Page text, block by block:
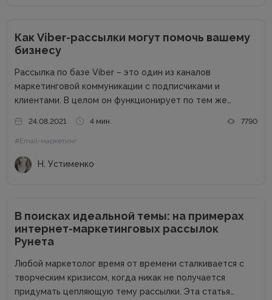
Как Viber-рассылки могут помочь вашему
бизнесу
Рассылка по базе Viber – это один из каналов
маркетинговой коммуникации с подписчиками и
клиентами. В целом он функционирует по тем же
получить согласие на рассылку, не стоит
переспамливать, нужно персонализировать общение...
24.08.2021 4 мин. 7790
#Email-маркетинг
Н. Устименко
В поисках идеальной темы: на примерах
интернет-маркетинговых рассылок
Рунета
Любой маркетолог время от времени сталкивается с
творческим кризисом, когда никак не получается
придумать цепляющую тему рассылки. Эта статья